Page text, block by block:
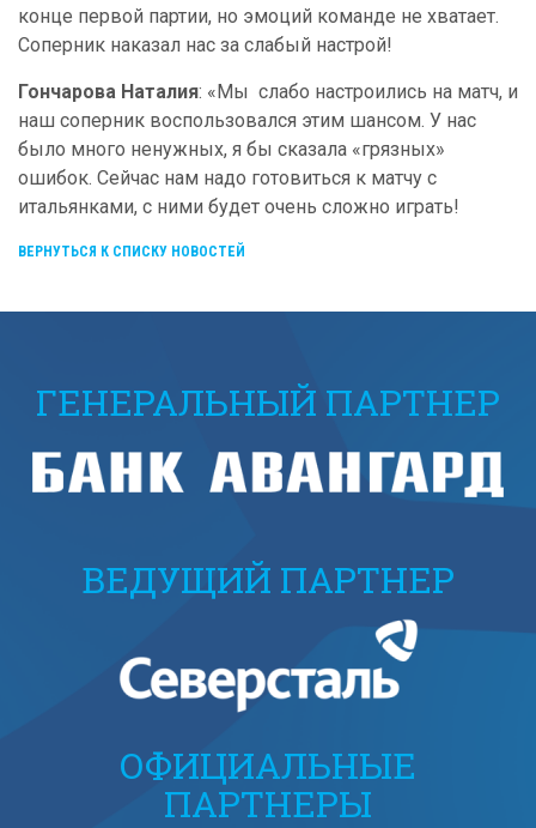
конце первой партии, но эмоций команде не хватает.
Соперник наказал нас за слабый настрой!
Гончарова Наталия: «Мы слабо настроились на матч, и
наш соперник воспользовался этим шансом. У нас
было много ненужных, я бы сказала «грязных»
ошибок. Сейчас нам надо готовиться к матчу с
итальянками, с ними будет очень сложно играть!
ВЕРНУТЬСЯ К СПИСКУ НОВОСТЕЙ
ГЕНЕРАЛЬНЫЙ ПАРТНЕР
ВЕДУЩИЙ ПАРТНЕР
ОФИЦИАЛЬНЫЕ
ПАРТНЕРЫ